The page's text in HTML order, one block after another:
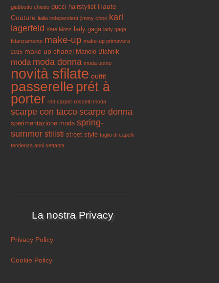
giubbotto chiodo gucci hairstylist Haute
Couture italia independent jimmy choo karl
lagerfeld Kate Moss lady gaga lady gaga
fidanzamento make-up make-up primavera
2015 make up chanel Manolo Blahnik
moda moda donna moda uomo
novità sfilate outfit
passerelle prét à
porter red carpet rossetti moda
scarpe con tacco scarpe donna
sperimentazione moda spring-
summer stilisti street style taglio di capelli
tendenza anni settanta
La nostra Privacy
Privacy Policy
Cookie Policy